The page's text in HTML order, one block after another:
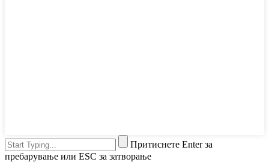
Притиснете Enter за
пребарување или ESC за затворање